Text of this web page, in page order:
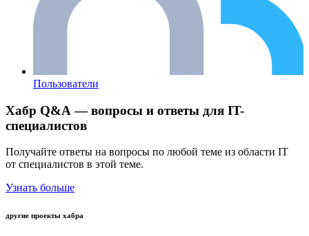
Пользователи
Хабр Q&A — вопросы и ответы для IT-
специалистов
Получайте ответы на вопросы по любой теме из области IT
от специалистов в этой теме.
Узнать больше
другие проекты хабра